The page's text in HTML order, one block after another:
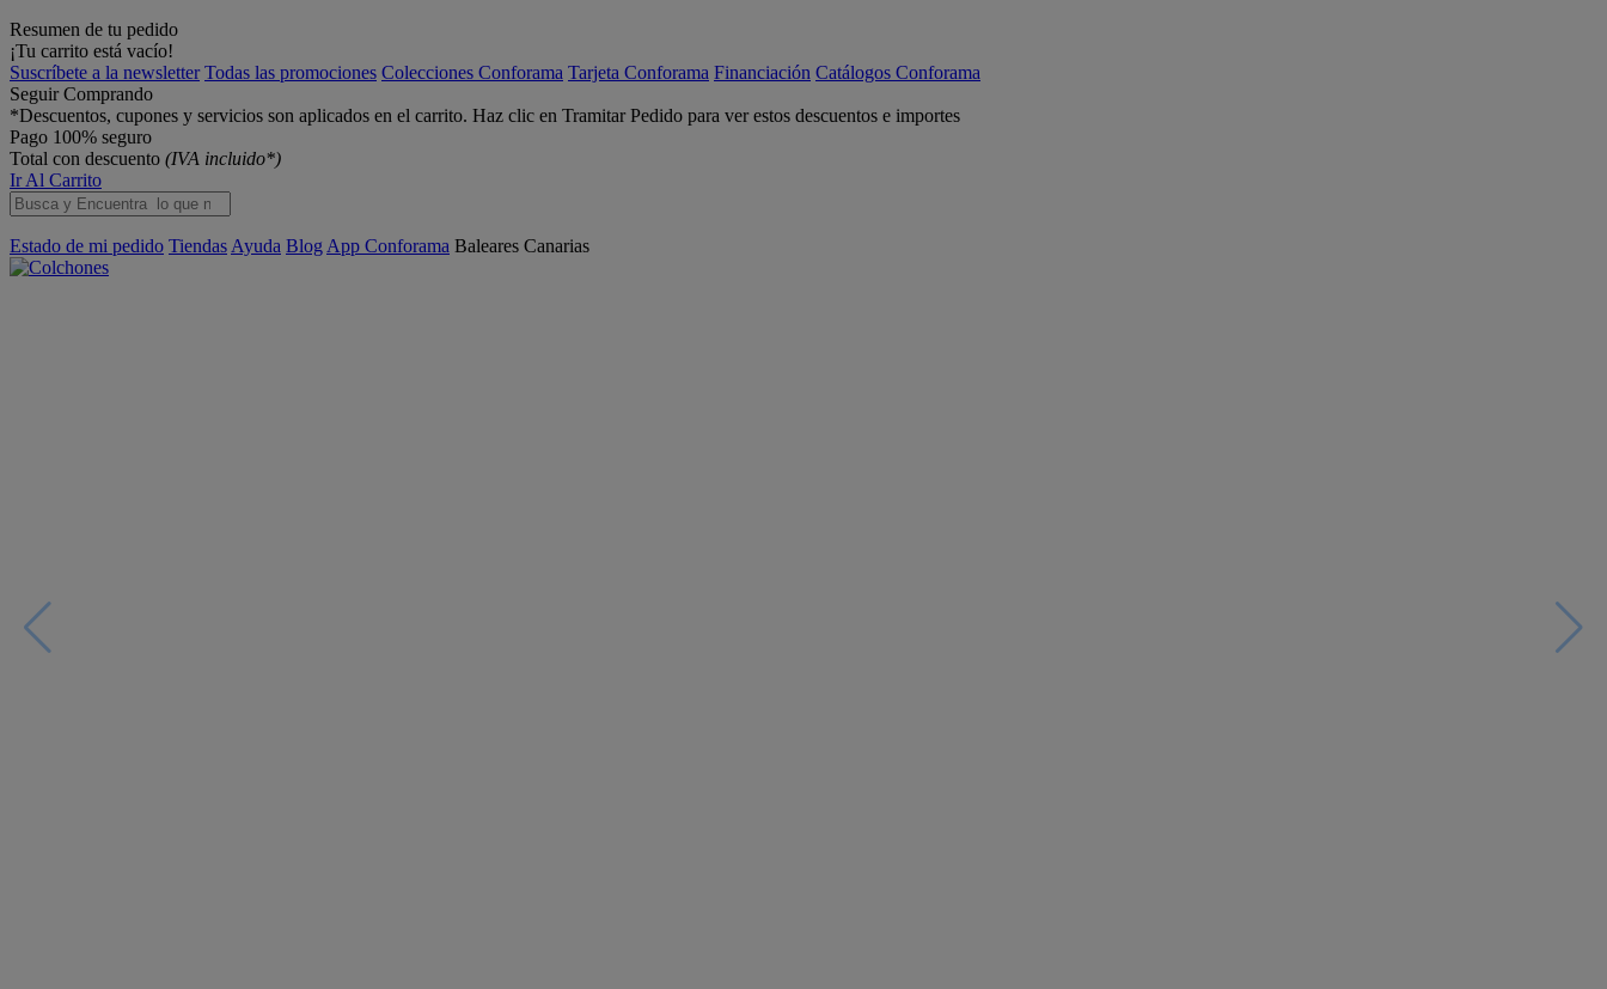
Resumen de tu pedido
¡Tu carrito está vacío!
Suscríbete a la newsletter Todas las promociones Colecciones Conforama Tarjeta Conforama Financiación Catálogos Conforama
Seguir Comprando
*Descuentos, cupones y servicios son aplicados en el carrito. Haz clic en Tramitar Pedido para ver estos descuentos e importes
Pago 100% seguro
Total con descuento (IVA incluido*)
Ir Al Carrito
Estado de mi pedido Tiendas Ayuda Blog App Conforama Baleares Canarias